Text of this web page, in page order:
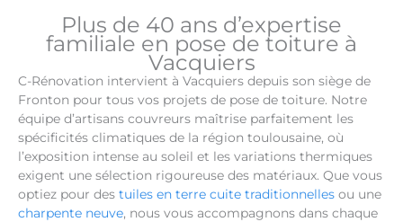
Plus de 40 ans d’expertise
familiale en pose de toiture à
Vacquiers
C-Rénovation intervient à Vacquiers depuis son siège de
Fronton pour tous vos projets de pose de toiture. Notre
équipe d’artisans couvreurs maîtrise parfaitement les
spécificités climatiques de la région toulousaine, où
l’exposition intense au soleil et les variations thermiques
exigent une sélection rigoureuse des matériaux. Que vous
optiez pour des tuiles en terre cuite traditionnelles ou une
charpente neuve, nous vous accompagnons dans chaque